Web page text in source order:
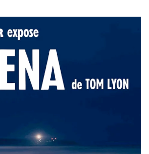
MIGRATIONS
permanente de La Fonderie propose
qui on cherché du travail ou qui ont
régularisation de témoigner de leur
d’un détournement d’images.